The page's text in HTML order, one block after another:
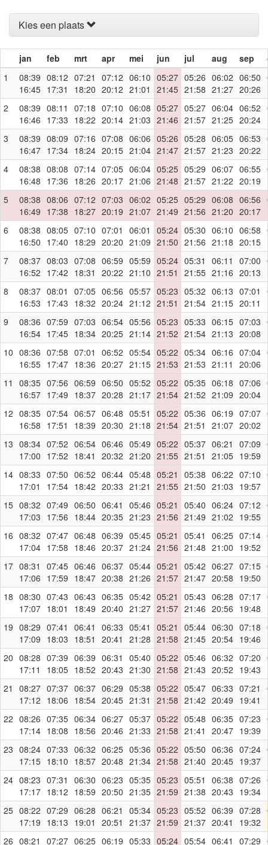
Kies een plaats
jan feb mrt apr mei jun jul aug sep
1
08:39
16:45
08:12
17:31
07:21
18:20
07:12
20:12
06:10
21:01
05:27
21:45
05:26
21:58
06:02
21:27
06:50
20:26
2
08:39
16:46
08:11
17:33
07:18
18:22
07:10
20:14
06:08
21:03
05:27
21:46
05:27
21:57
06:04
21:25
06:52
20:24
3
08:39
16:47
08:09
17:34
07:16
18:24
07:08
20:15
06:06
21:04
05:26
21:47
05:28
21:57
06:05
21:23
06:53
20:22
4
08:38
16:48
08:08
17:36
07:14
18:26
07:05
20:17
06:04
21:06
05:25
21:48
05:29
21:57
06:07
21:22
06:55
20:19
5
08:38
16:49
08:06
17:38
07:12
18:27
07:03
20:19
06:02
21:07
05:25
21:49
05:29
21:56
06:08
21:20
06:56
20:17
6
08:38
16:50
08:05
17:40
07:10
18:29
07:01
20:20
06:01
21:09
05:24
21:50
05:30
21:56
06:10
21:18
06:58
20:15
7
08:37
16:52
08:03
17:42
07:08
18:31
06:59
20:22
05:59
21:10
05:24
21:51
05:31
21:55
06:11
21:16
07:00
20:13
8
08:37
16:53
08:01
17:43
07:05
18:32
06:56
20:24
05:57
21:12
05:23
21:51
05:32
21:54
06:13
21:15
07:01
20:11
9
08:36
16:54
07:59
17:45
07:03
18:34
06:54
20:25
05:56
21:14
05:23
21:52
05:33
21:54
06:15
21:13
07:03
20:08
10 08:36
16:55
07:58
17:47
07:01
18:36
06:52
20:27
05:54
21:15
05:22
21:53
05:34
21:53
06:16
21:11
07:04
20:06
11
08:35
16:57
07:56
17:49
06:59
18:37
06:50
20:28
05:52
21:17
05:22
21:54
05:35
21:52
06:18
21:09
07:06
20:04
12 08:35
16:58
07:54
17:51
06:57
18:39
06:48
20:30
05:51
21:18
05:22
21:54
05:36
21:51
06:19
21:07
07:07
20:02
13 08:34
17:00
07:52
17:52
06:54
18:41
06:46
20:32
05:49
21:20
05:22
21:55
05:37
21:51
06:21
21:05
07:09
19:59
14 08:33
17:01
07:50
17:54
06:52
18:42
06:44
20:33
05:48
21:21
05:21
21:55
05:38
21:50
06:22
21:03
07:10
19:57
15 08:32
17:03
07:49
17:56
06:50
18:44
06:41
20:35
05:46
21:23
05:21
21:56
05:40
21:49
06:24
21:02
07:12
19:55
16 08:32
17:04
07:47
17:58
06:48
18:46
06:39
20:37
05:45
21:24
05:21
21:56
05:41
21:48
06:25
21:00
07:14
19:52
17 08:31
17:06
07:45
17:59
06:46
18:47
06:37
20:38
05:44
21:26
05:21
21:57
05:42
21:47
06:27
20:58
07:15
19:50
18 08:30
17:07
07:43
18:01
06:43
18:49
06:35
20:40
05:42
21:27
05:21
21:57
05:43
21:46
06:28
20:56
07:17
19:48
19 08:29
17:09
07:41
18:03
06:41
18:51
06:33
20:41
05:41
21:28
05:21
21:58
05:44
21:45
06:30
20:54
07:18
19:46
20 08:28
17:11
07:39
18:05
06:39
18:52
06:31
20:43
05:40
21:30
05:22
21:58
05:46
21:43
06:32
20:52
07:20
19:43
21
08:27
17:12
07:37
18:06
06:37
18:54
06:29
20:45
05:38
21:31
05:22
21:58
05:47
21:42
06:33
20:49
07:21
19:41
22 08:26
17:14
07:35
18:08
06:34
18:56
06:27
20:46
05:37
21:33
05:22
21:58
05:48
21:41
06:35
20:47
07:23
19:39
23 08:24
17:15
07:33
18:10
06:32
18:57
06:25
20:48
05:36
21:34
05:22
21:58
05:50
21:40
06:36
20:45
07:24
19:37
24 08:23
17:17
07:31
18:12
06:30
18:59
06:23
20:50
05:35
21:35
05:23
21:59
05:51
21:38
06:38
20:43
07:26
19:34
25 08:22
17:19
07:29
18:13
06:28
19:01
06:21
20:51
05:34
21:37
05:23
21:59
05:52
21:37
06:39
20:41
07:28
19:32
26 08:21
07:27 06:25 06:19 05:33 05:24 05:54 06:41
07:29